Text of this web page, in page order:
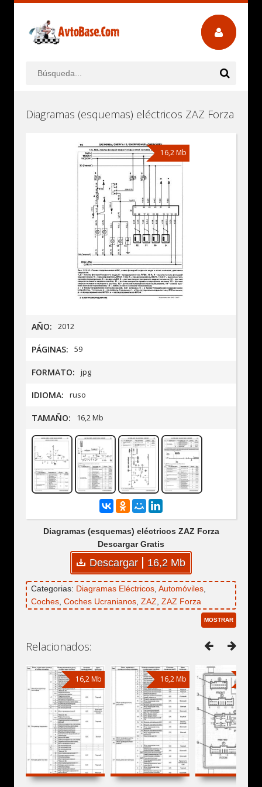
Diagramas (esquemas) eléctricos ZAZ Forza
16,2 Mb
AÑO: 2012
PÁGINAS: 59
FORMATO: jpg
IDIOMA: ruso
TAMAÑO: 16,2 Mb
Diagramas (esquemas) eléctricos ZAZ Forza
Descargar Gratis
Descargar 16,2 Mb
Categorias: Diagramas Eléctricos, Automóviles,
Coches, Coches Ucranianos, ZAZ, ZAZ Forza
MOSTRAR
Relacionados:
16,2 Mb 16,2 Mb